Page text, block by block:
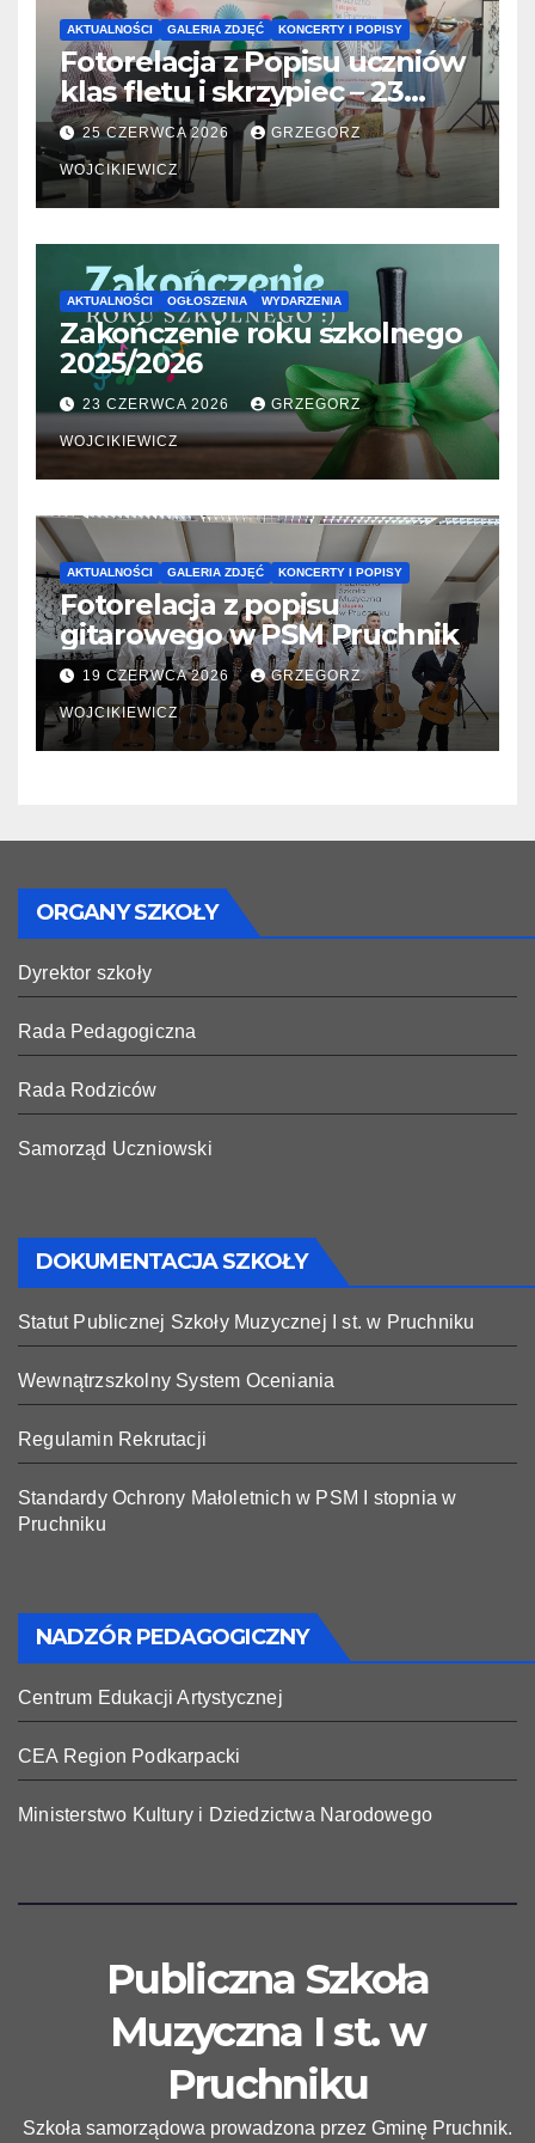
AKTUALNOŚCI GALERIA ZDJĘĆ KONCERTY I POPISY
Fotorelacja z Popisu uczniów
klas fletu i skrzypiec – 23
06.2026
25 CZERWCA 2026 GRZEGORZ
WOJCIKIEWICZ
AKTUALNOŚCI OGŁOSZENIA WYDARZENIA
Zakończenie roku szkolnego
2025/2026
23 CZERWCA 2026 GRZEGORZ
WOJCIKIEWICZ
AKTUALNOŚCI GALERIA ZDJĘĆ KONCERTY I POPISY
Fotorelacja z popisu
gitarowego w PSM Pruchnik
19 CZERWCA 2026 GRZEGORZ
WOJCIKIEWICZ
ORGANY SZKOŁY
Dyrektor szkoły
Rada Pedagogiczna
Rada Rodziców
Samorząd Uczniowski
DOKUMENTACJA SZKOŁY
Statut Publicznej Szkoły Muzycznej I st. w Pruchniku
Wewnątrzszkolny System Oceniania
Regulamin Rekrutacji
Standardy Ochrony Małoletnich w PSM I stopnia w
Pruchniku
NADZÓR PEDAGOGICZNY
Centrum Edukacji Artystycznej
CEA Region Podkarpacki
Ministerstwo Kultury i Dziedzictwa Narodowego
Publiczna Szkoła
Muzyczna I st. w
Pruchniku
Szkoła samorządowa prowadzona przez Gminę Pruchnik.